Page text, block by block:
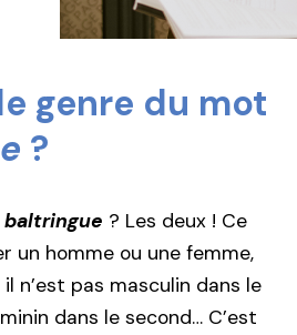
genre du mot
?
baltringue ? Les deux ! Ce
un homme ou une femme,
n’est pas masculin dans le
dans le second… C’est